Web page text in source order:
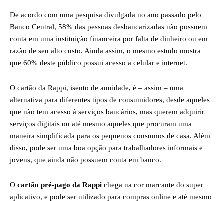
De acordo com uma pesquisa divulgada no ano passado pelo
Banco Central, 58% das pessoas desbancarizadas não possuem
conta em uma instituição financeira por falta de dinheiro ou em
razão de seu alto custo. Ainda assim, o mesmo estudo mostra
que 60% deste público possui acesso a celular e internet.
O cartão da Rappi, isento de anuidade, é – assim – uma
alternativa para diferentes tipos de consumidores, desde aqueles
que não tem acesso à serviços bancários, mas querem adquirir
serviços digitais ou até mesmo aqueles que procuram uma
maneira simplificada para os pequenos consumos de casa. Além
disso, pode ser uma boa opção para trabalhadores informais e
jovens, que ainda não possuem conta em banco.
O cartão pré-pago da Rappi chega na cor marcante do super
aplicativo, e pode ser utilizado para compras online e até mesmo